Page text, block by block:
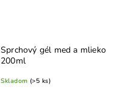
Sprchový gél med a mlieko
200ml
Skladom (>5 ks)